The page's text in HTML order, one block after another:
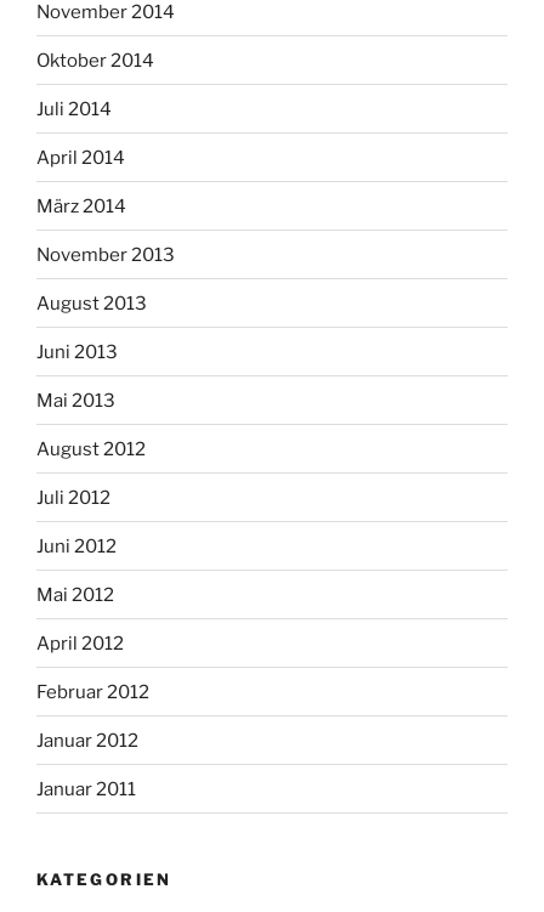
November 2014
Oktober 2014
Juli 2014
April 2014
März 2014
November 2013
August 2013
Juni 2013
Mai 2013
August 2012
Juli 2012
Juni 2012
Mai 2012
April 2012
Februar 2012
Januar 2012
Januar 2011
KATEGORIEN